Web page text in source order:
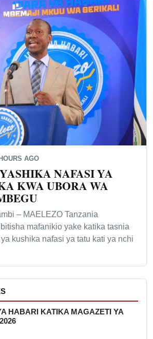
AGO
NAFASI YA
KWA UBORA WA
– MAELEZO Tanzania
mafanikio yake katika tasnia
kushika nafasi ya tatu kati ya nchi
HABARI KATIKA MAGAZETI YA